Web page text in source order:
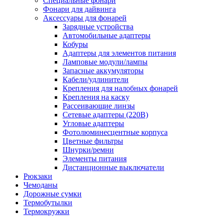
Фонари для дайвинга
Аксессуары для фонарей
Зарядные устройства
Автомобильные адаптеры
Кобуры
Адаптеры для элементов питания
Ламповые модули/лампы
Запасные аккумуляторы
Кабели/удлинители
Крепления для налобных фонарей
Крепления на каску
Рассеивающие линзы
Сетевые адаптеры (220В)
Угловые адаптеры
Фотолюминесцентные корпуса
Цветные фильтры
Шнурки/ремни
Элементы питания
Дистанционные выключатели
Рюкзаки
Чемоданы
Дорожные сумки
Термобутылки
Термокружки